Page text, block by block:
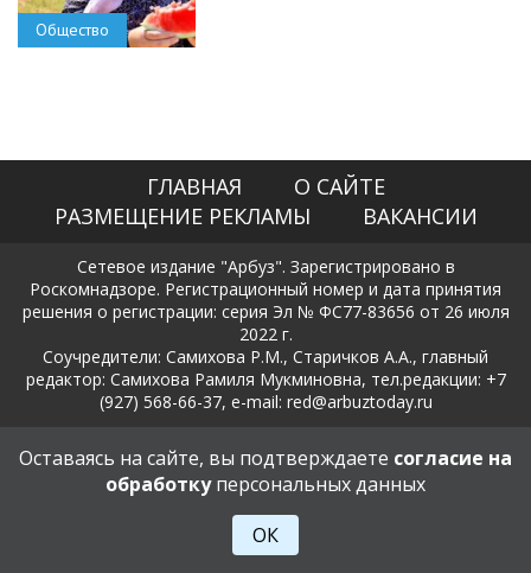
Общество
ГЛАВНАЯ
О САЙТЕ
РАЗМЕЩЕНИЕ РЕКЛАМЫ
ВАКАНСИИ
Сетевое издание "Арбуз". Зарегистрировано в
Роскомнадзоре. Регистрационный номер и дата принятия
решения о регистрации: серия Эл № ФС77-83656 от 26 июля
2022 г.
Соучредители: Самихова Р.М., Старичков А.А., главный
редактор: Самихова Рамиля Мукминовна, тел.редакции: +7
(927) 568-66-37, e-mail: red@arbuztoday.ru
Политика в отношении обработки и защиты персональных
данных
18+
Оставаясь на сайте, вы подтверждаете согласие на
обработкуперсональных данных
ОК